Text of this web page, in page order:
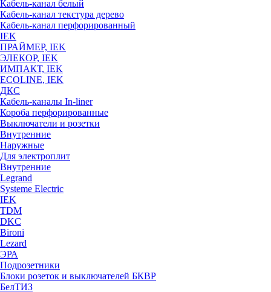
Кабель-канал белый
Кабель-канал текстура дерево
Кабель-канал перфорированный
IEK
ПРАЙМЕР, IEK
ЭЛЕКОР, IEK
ИМПАКТ, IEK
ECOLINE, IEK
ДКС
Кабель-каналы In-liner
Короба перфорированные
Выключатели и розетки
Внутренние
Наружные
Для электроплит
Внутренние
Legrand
Systeme Electric
IEK
TDM
DKC
Bironi
Lezard
ЭРА
Подрозетники
Блоки розеток и выключателей БКВР
БелТИЗ